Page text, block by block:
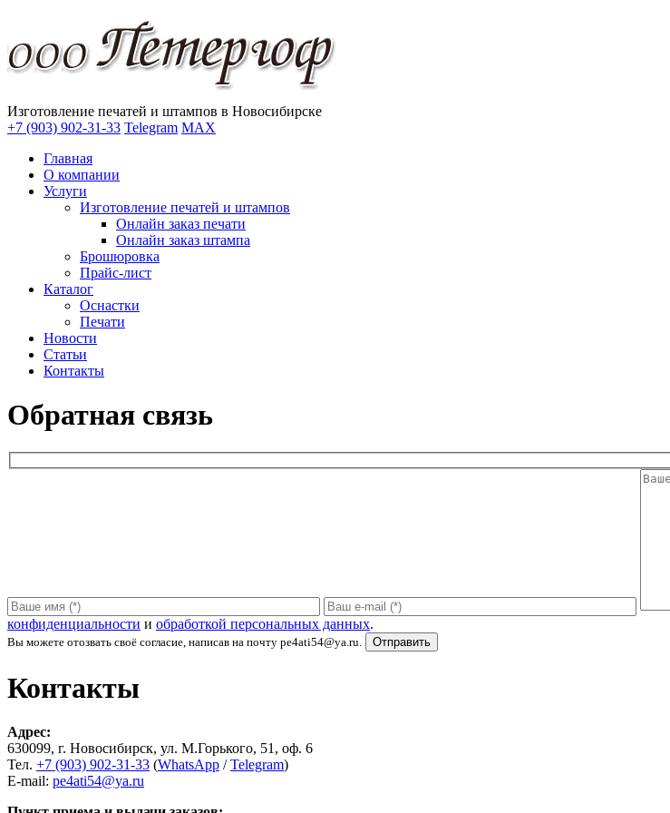
Изготовление печатей и штампов в Новосибирске
+7 (903) 902-31-33 Telegram MAX
Главная
О компании
Услуги
Изготовление печатей и штампов
Онлайн заказ печати
Онлайн заказ штампа
Брошюровка
Прайс-лист
Каталог
Оснастки
Печати
Новости
Статьи
Контакты
Обратная связь
конфиденциальности и обработкой персональных данных.
Вы можете отозвать своё согласие, написав на почту pe4ati54@ya.ru.
Контакты
Адрес:
630099, г. Новосибирск, ул. М.Горького, 51, оф. 6
Тел. +7 (903) 902-31-33 (WhatsApp /Telegram)
Е-mail: pe4ati54@ya.ru